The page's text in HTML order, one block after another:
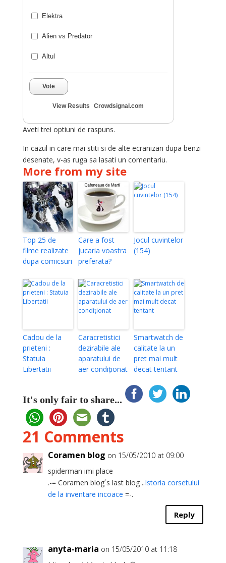
Elektra
Alien vs Predator
Altul
Vote
View Results Crowdsignal.com
Aveti trei optiuni de raspuns.
In cazul in care mai stiti si de alte ecranizari dupa benzi
desenate, v-as ruga sa lasati un comentariu.
More from my site
Top 25 de
filme realizate
dupa comicsuri
Care a fost
jucaria voastra
preferata?
Jocul cuvintelor
(154)
Cadou de la
prieteni :
Statuia
Libertatii
Caracretistici
dezirabile ale
aparatului de
aer condiționat
Smartwatch de
calitate la un
pret mai mult
decat tentant
It's only fair to share...
21 Comments
Coramen blog on 15/05/2010 at 09:00
spiderman imi place
.-= Coramen blog´s last blog ..Istoria corsetului
de la inventare incoace =-.
Reply
anyta-maria on 15/05/2010 at 11:18